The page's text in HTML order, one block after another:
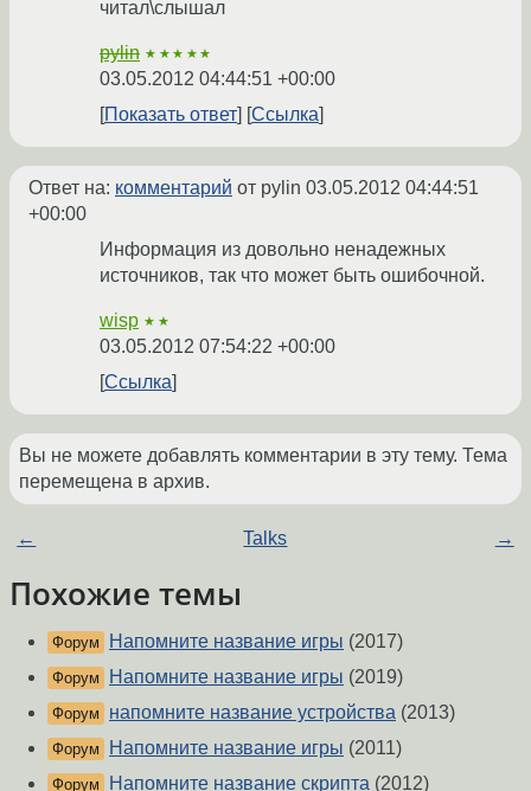
читал\слышал
pylin ★★★★★
03.05.2012 04:44:51 +00:00
Показать ответ
Ссылка
Ответ на: комментарий от pylin 03.05.2012 04:44:51
+00:00
Информация из довольно ненадежных
источников, так что может быть ошибочной.
wisp ★★
03.05.2012 07:54:22 +00:00
Ссылка
Вы не можете добавлять комментарии в эту тему. Тема
перемещена в архив.
← Talks →
Похожие темы
Форум Напомните название игры (2017)
Форум Напомните название игры (2019)
Форум напомните название устройства (2013)
Форум Напомните название игры (2011)
Форум Напомните название скрипта (2012)